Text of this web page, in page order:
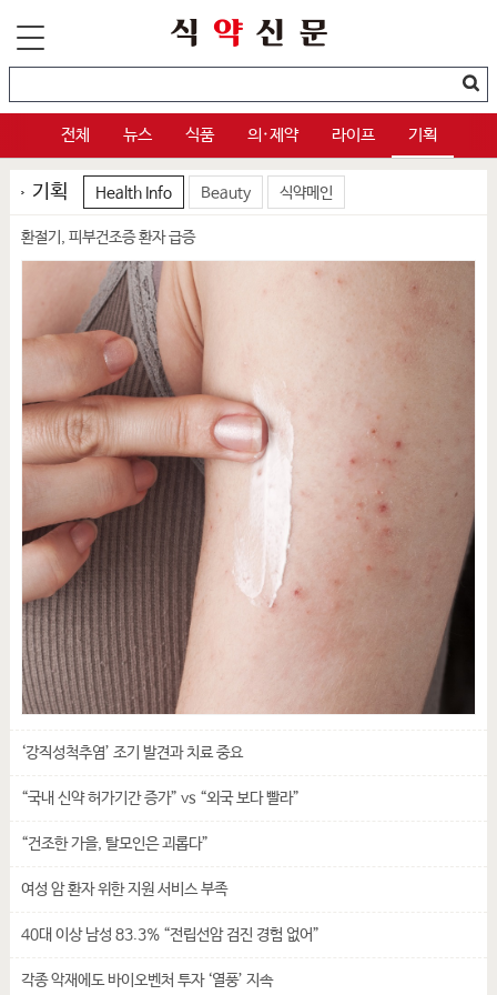
전체 뉴스 식품 의·제약 라이프 기획
기획 Health Info Beauty 식약메인
환절기, 피부건조증 환자 급증
‘강직성척추염’ 조기 발견과 치료 중요
“국내 신약 허가기간 증가” vs “외국 보다 빨라”
“건조한 가을, 탈모인은 괴롭다”
여성 암 환자 위한 지원 서비스 부족
40대 이상 남성 83.3% “전립선암 검진 경험 없어”
각종 악재에도 바이오벤처 투자 ‘열풍’ 지속